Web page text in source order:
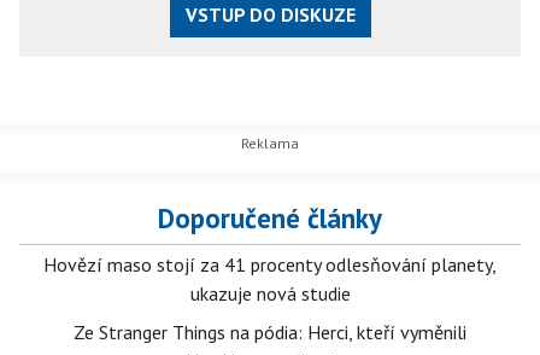
VSTUP DO DISKUZE
Doporučené články
Hovězí maso stojí za 41 procenty odlesňování planety,
ukazuje nová studie
Ze Stranger Things na pódia: Herci, kteří vyměnili